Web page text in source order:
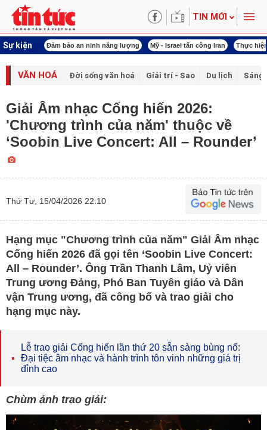
TIN MỚI
Sự kiện
khóa XVI Đảm bảo an ninh năng lượng Mỹ - Israel tấn công Iran Thực
VĂN HOÁ Đời sống văn hoá Giải trí - Sao Du lịch Sáng
Giải Âm nhạc Cống hiến 2026:
'Chương trình của năm' thuộc về
‘Soobin Live Concert: All – Rounder’
Thứ Tư, 15/04/2026 22:10
Hạng mục "Chương trình của năm" Giải Âm nhạc
Cống hiến 2026 đã gọi tên ‘Soobin Live Concert:
All – Rounder’. Ông Trần Thanh Lâm, Uỷ viên
Trung ương Đảng, Phó Ban Tuyên giáo và Dân
vận Trung ương, đã công bố và trao giải cho
hạng mục này.
Lễ trao giải Cống hiến lần thứ 20 sẵn sàng bùng nổ:
Đại tiệc âm nhạc và hành trình tôn vinh những giá trị
đỉnh cao
Chùm ảnh trao giải: